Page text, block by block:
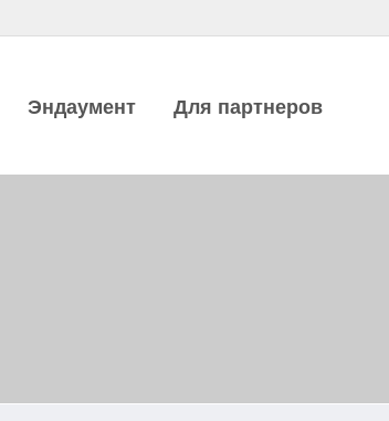
Эндаумент Для партнеров